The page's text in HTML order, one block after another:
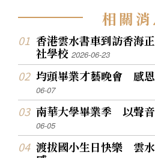
相關消
香港雲水書車到訪香海
社學校2026-06-23
均頭畢業才藝晚會 感
06-07
南華大學畢業季 以聲
06-05
渡拔國小生日快樂 雲